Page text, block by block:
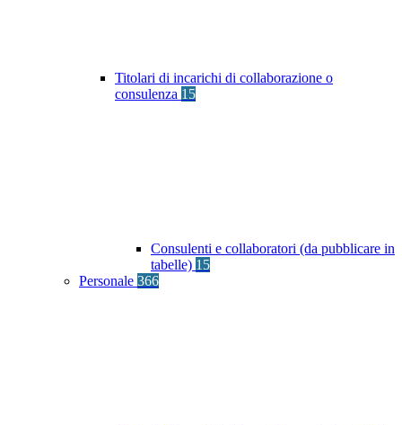
Titolari di incarichi di collaborazione o
consulenza 15
Consulenti e collaboratori (da pubblicare in
tabelle) 15
Personale 366